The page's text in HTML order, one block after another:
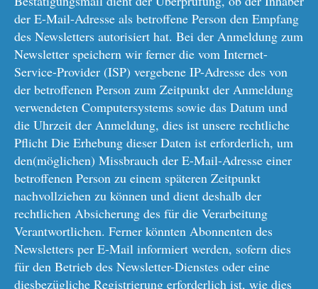
der E-Mail-Adresse als betroffene Person den Empfang
des Newsletters autorisiert hat. Bei der Anmeldung zum
Newsletter speichern wir ferner die vom Internet-
Service-Provider (ISP) vergebene IP-Adresse des von
der betroffenen Person zum Zeitpunkt der Anmeldung
verwendeten Computersystems sowie das Datum und
die Uhrzeit der Anmeldung, dies ist unsere rechtliche
Pflicht Die Erhebung dieser Daten ist erforderlich, um
den(möglichen) Missbrauch der E-Mail-Adresse einer
betroffenen Person zu einem späteren Zeitpunkt
nachvollziehen zu können und dient deshalb der
rechtlichen Absicherung des für die Verarbeitung
Verantwortlichen. Ferner könnten Abonnenten des
Newsletters per E-Mail informiert werden, sofern dies
für den Betrieb des Newsletter-Dienstes oder eine
diesbezügliche Registrierung erforderlich ist, wie dies